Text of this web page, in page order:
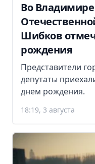
Во
Шибков
рождения
Представители
депутаты
днем рождения.
18:19, 3 августа